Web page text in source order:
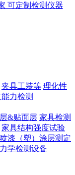
可定制检测仪器
夹具工装等 理化性
能力检测
&贴面层 家具检测
家具结构强度试验
漆（塑）涂层测定
学检测设备